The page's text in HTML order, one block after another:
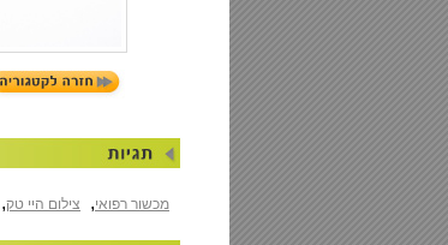
מכשור רפואי, צילום היי טק,